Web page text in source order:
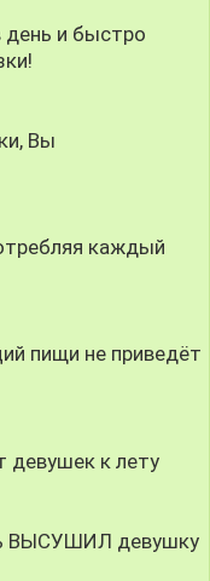
день и быстро
Вы
каждый
пищи не приведёт
девушек к лету
ВЫСУШИЛ девушку